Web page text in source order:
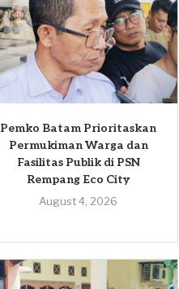
Pemko Batam Prioritaskan
Permukiman Warga dan
Fasilitas Publik di PSN
Rempang Eco City
August 4, 2026